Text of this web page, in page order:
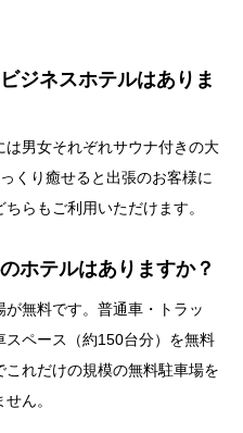
ジネスホテルはありま
男女それぞれサウナ付きの大
くり癒せると出張のお客様に
らもご利用いただけます。
ホテルはありますか？
無料です。普通車・トラッ
ペース（約150台分）を無料
れだけの規模の無料駐車場を
ん。